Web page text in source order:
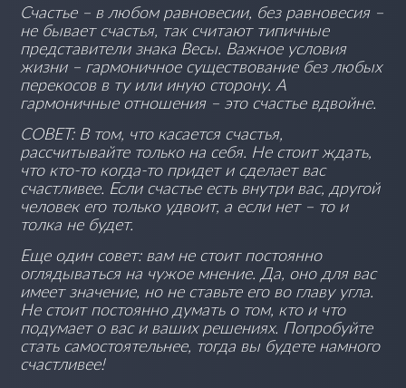
Счастье – в любом равновесии, без равновесия –
не бывает счастья, так считают типичные
представители знака Весы. Важное условия
жизни – гармоничное существование без любых
перекосов в ту или иную сторону. А
гармоничные отношения – это счастье вдвойне.
СОВЕТ: В том, что касается счастья,
рассчитывайте только на себя. Не стоит ждать,
что кто-то когда-то придет и сделает вас
счастливее. Если счастье есть внутри вас, другой
человек его только удвоит, а если нет – то и
толка не будет.
Еще один совет: вам не стоит постоянно
оглядываться на чужое мнение. Да, оно для вас
имеет значение, но не ставьте его во главу угла.
Не стоит постоянно думать о том, кто и что
подумает о вас и ваших решениях. Попробуйте
стать самостоятельнее, тогда вы будете намного
счастливее!